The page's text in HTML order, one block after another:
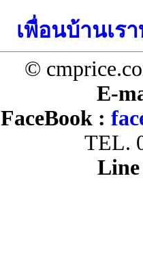
เพื่อนบ้านเร
©
E-
FaceBook :
TEL.